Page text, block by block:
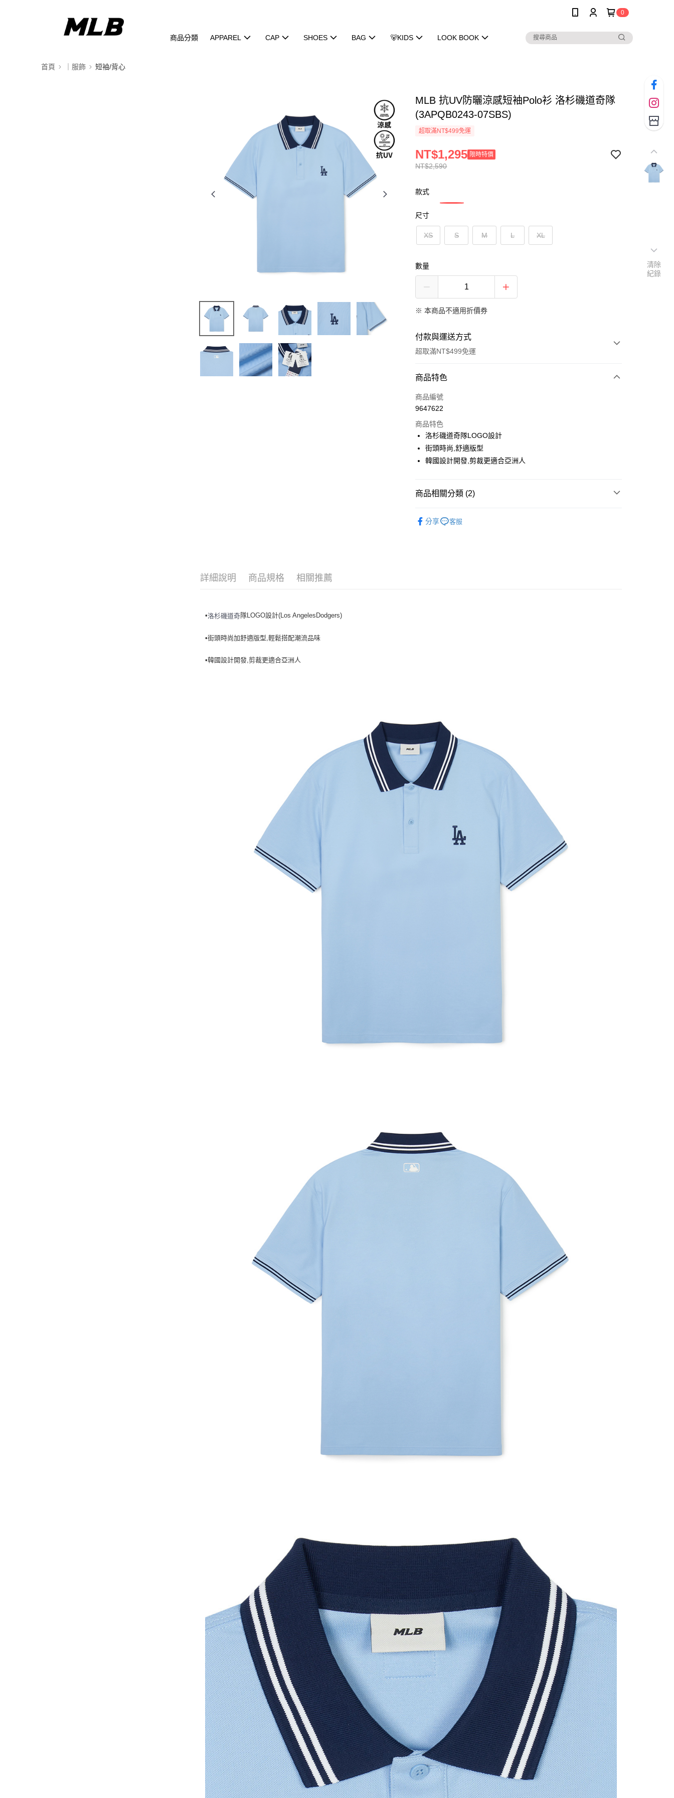
0
商品分類 APPAREL CAP SHOES BAG 🐻KIDS LOOK BOOK
首頁 ｜服飾 短袖/背心
MLB 抗UV防曬涼感短袖Polo衫 洛杉磯道奇隊
(3APQB0243-07SBS)
超取滿NT$499免運
NT$2,590
NT$1,295 限時特價
款式
尺寸
XS S M L XL
數量
※ 本商品不適用折價券
付款與運送方式
超取滿NT$499免運
付款方式
信用卡一次付款
LINE Pay
Apple Pay
悠遊付
運送方式
商品特色
商品編號
9647622
商品特色
洛杉磯道奇隊LOGO設計
街頭時尚,舒適版型
韓國設計開發,剪裁更適合亞洲人
商品相關分類 (2)
分享 客服
詳細說明 商品規格 相關推薦
•洛杉磯道奇隊LOGO設計(Los AngelesDodgers)
•街頭時尚加舒適版型,輕鬆搭配潮流品味
•韓國設計開發,剪裁更適合亞洲人
清除
紀錄